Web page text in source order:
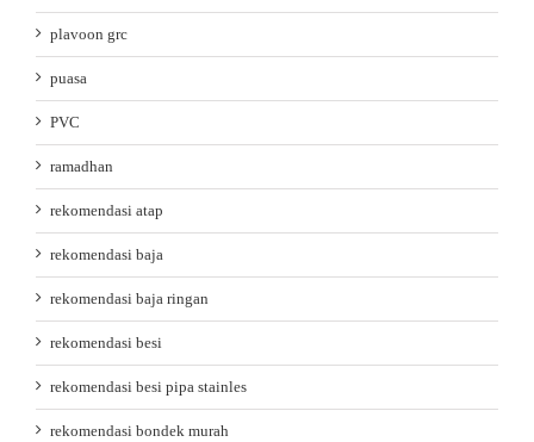
plavoon grc
puasa
PVC
ramadhan
rekomendasi atap
rekomendasi baja
rekomendasi baja ringan
rekomendasi besi
rekomendasi besi pipa stainles
rekomendasi bondek murah